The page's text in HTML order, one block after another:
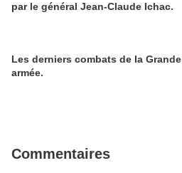
par le général Jean-Claude Ichac.
Les derniers combats de la Grande
armée.
Commentaires